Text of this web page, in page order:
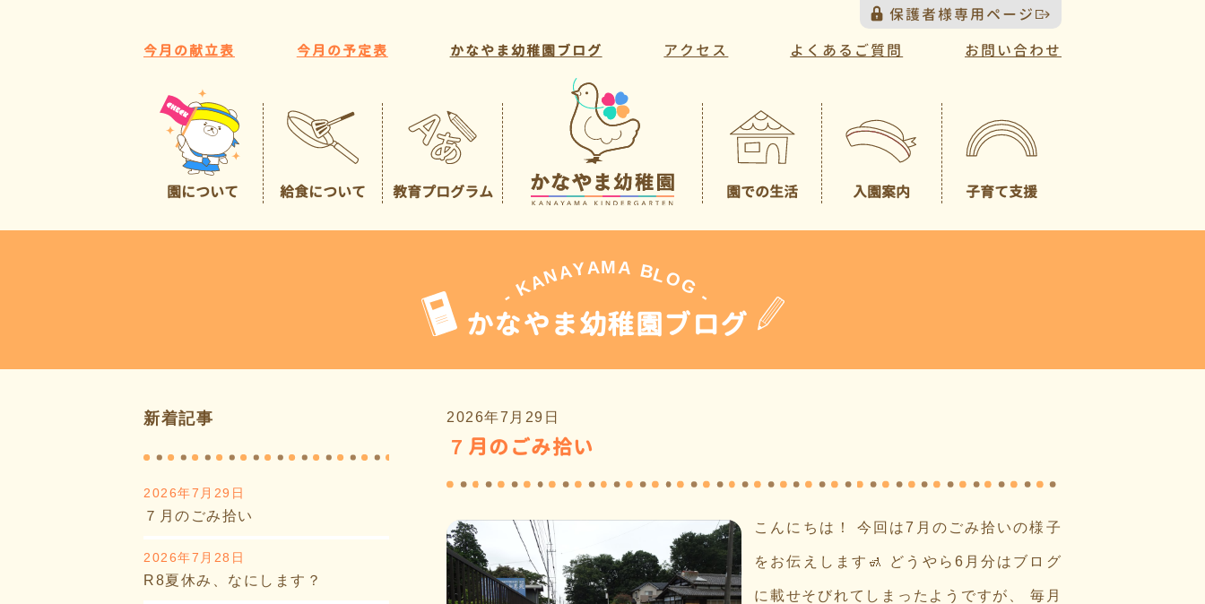
保護者様専用ページ
今月の献立表 今月の予定表 かなやま幼稚園ブログ アクセス よくあるご質問 お問い合わせ
園について
給食について
給食について 教育プログラム
教育活動
園での生活
一日の様子
入園案内
園見学について
子育て支援
（未就園児クラス）
一時預かり
- KANAYAMA BLOG -
かなやま幼稚園ブログ
新着記事
2026年7月29日
７月のごみ拾い
2026年7月28日
R8夏休み、なにします？
2026年7月29日
７月のごみ拾い
こんにちは！ 今回は7月のごみ拾いの様子
をお伝えします🚮 どうやら6月分はブログ
に載せそびれてしまったようですが、 毎月